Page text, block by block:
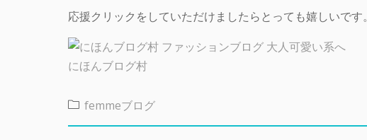
応援クリックをしていただけましたらとっても嬉しいです。
にほんブログ村
femmeブログ